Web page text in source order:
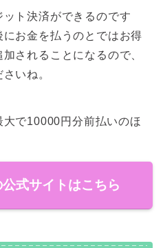
ト決済ができるのです
お金を払うのとではお得
されることになるので、
いね。
で10000円分前払いのほ
式サイトはこちら